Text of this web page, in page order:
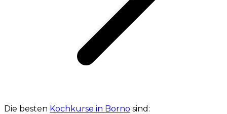
Die besten Kochkurse in Borno sind: